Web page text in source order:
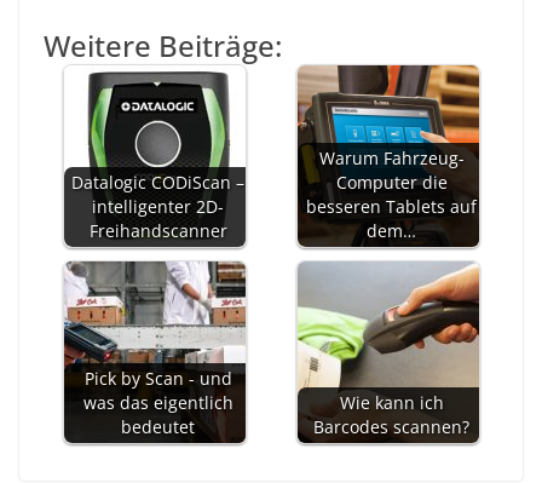
Weitere Beiträge:
Datalogic CODiScan –
intelligenter 2D-
Freihandscanner
Warum Fahrzeug-
Computer die
besseren Tablets auf
dem…
Pick by Scan - und
was das eigentlich
bedeutet
Wie kann ich
Barcodes scannen?